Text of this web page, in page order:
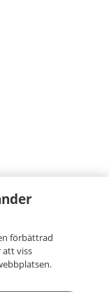
förbättrad
att viss